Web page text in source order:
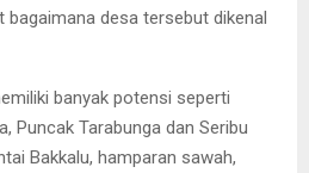
desa tersebut dikenal
banyak potensi seperti
Puncak Tarabunga dan Seribu
Bakkalu, hamparan sawah,